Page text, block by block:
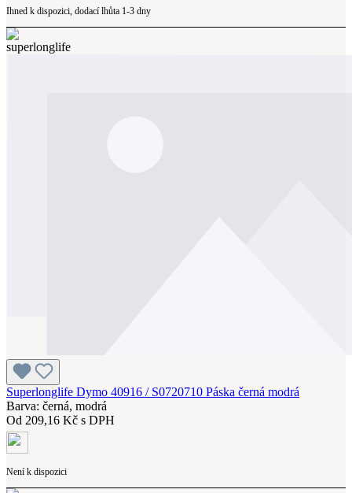
Ihned k dispozici, dodací lhůta 1-3 dny
Superlonglife Dymo 40916 / S0720710 Páska černá modrá
Barva: černá, modrá
Od 209,16 Kč s DPH
Není k dispozici